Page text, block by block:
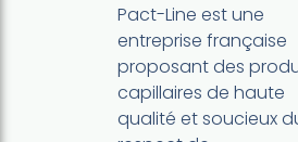
Pact-Line est une
entreprise française
proposant des
capillaires de haute
qualité et soucieux